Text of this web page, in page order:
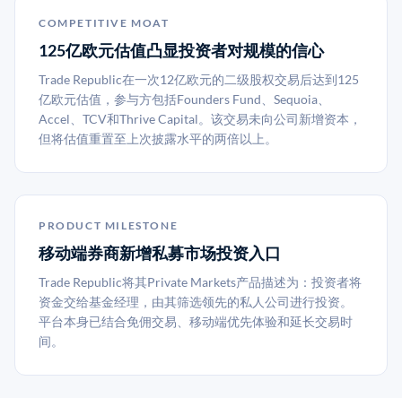
COMPETITIVE MOAT
125亿欧元估值凸显投资者对规模的信心
Trade Republic在一次12亿欧元的二级股权交易后达到125
亿欧元估值，参与方包括Founders Fund、Sequoia、
Accel、TCV和Thrive Capital。该交易未向公司新增资本，
但将估值重置至上次披露水平的两倍以上。
PRODUCT MILESTONE
移动端券商新增私募市场投资入口
Trade Republic将其Private Markets产品描述为：投资者将
资金交给基金经理，由其筛选领先的私人公司进行投资。
平台本身已结合免佣交易、移动端优先体验和延长交易时
间。